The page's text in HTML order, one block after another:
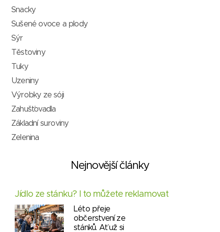
Snacky
Sušené ovoce a plody
Sýr
Těstoviny
Tuky
Uzeniny
Výrobky ze sóji
Zahušťovadla
Základní suroviny
Zelenina
Nejnovější články
Jídlo ze stánku? I to můžete reklamovat
Léto přeje
občerstvení ze
stánků. Ať už si